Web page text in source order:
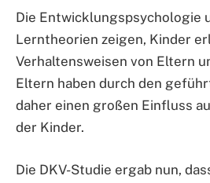
Die Entwicklungspsychologie
Lerntheorien zeigen, Kinder
Verhaltensweisen von Eltern
Eltern haben durch den
daher einen großen Einfluss
der Kinder.
Die DKV-Studie ergab nun,